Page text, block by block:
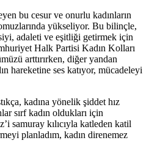
bu cesur ve onurlu kadınların
yükseliyor. Bu bilinçle,
adaleti ve eşitliği getirmek için
Halk Partisi Kadın Kolları
arttırırken, diğer yandan
hareketine ses katıyor, mücadeleyi
kadına yönelik şiddet hız
sırf kadın oldukları için
samuray kılıcıyla katleden katil
planladım, kadın direnemez